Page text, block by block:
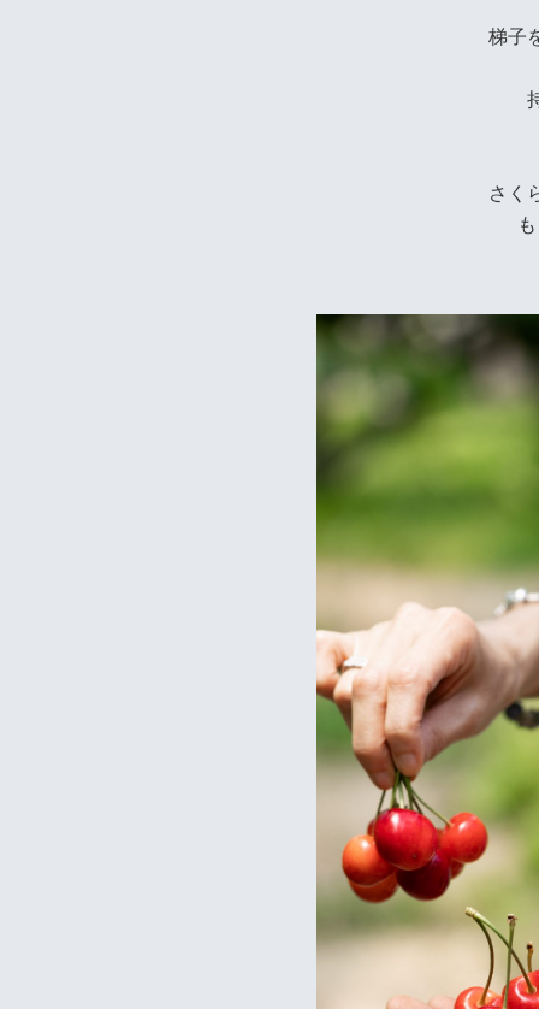
梯子
さく